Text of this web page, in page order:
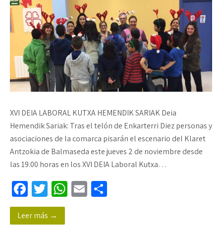
XVI DEIA LABORAL KUTXA HEMENDIK SARIAK Deia
Hemendik Sariak: Tras el telón de Enkarterri Diez personas y
asociaciones de la comarca pisarán el escenario del Klaret
Antzokia de Balmaseda este jueves 2 de noviembre desde
las 19.00 horas en los XVI DEIA Laboral Kutxa…
Fa
ce
b
T
wi
tt
W E
Leer más →